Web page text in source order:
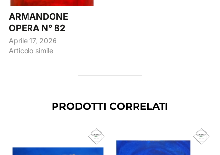
ARMANDONE
OPERA N° 82
Aprile 17, 2026
Articolo simile
PRODOTTI CORRELATI